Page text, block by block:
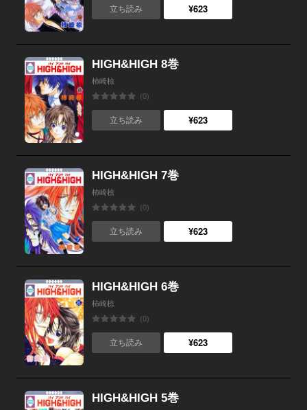
立ち読み ¥623
HIGH&HIGH 8巻
柿崎椋
(0)
立ち読み ¥623
HIGH&HIGH 7巻
柿崎椋
(0)
立ち読み ¥623
HIGH&HIGH 6巻
柿崎椋
(0)
立ち読み ¥623
HIGH&HIGH 5巻